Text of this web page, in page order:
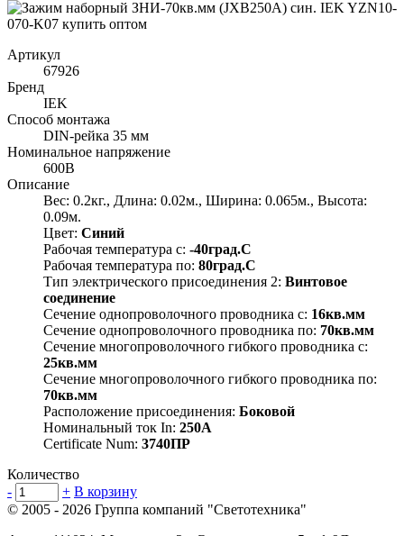
Артикул
67926
Бренд
IEK
Способ монтажа
DIN-рейка 35 мм
Номинальное напряжение
600В
Описание
Вес: 0.2кг., Длина: 0.02м., Ширина: 0.065м., Высота:
0.09м.
Цвет: Синий
Рабочая температура с: -40град.C
Рабочая температура по: 80град.C
Тип электрического присоединения 2: Винтовое
соединение
Сечение однопроволочного проводника с: 16кв.мм
Сечение однопроволочного проводника по: 70кв.мм
Сечение многопроволочного гибкого проводника с:
25кв.мм
Сечение многопроволочного гибкого проводника по:
70кв.мм
Расположение присоединения: Боковой
Номинальный ток In: 250А
Certificate Num: 3740ПР
Количество
-
+ В корзину
© 2005 - 2026 Группа компаний "Светотехника"